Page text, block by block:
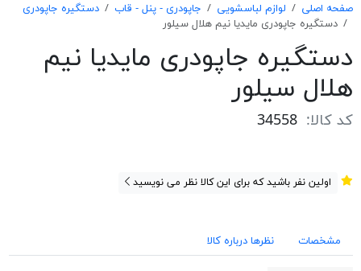
صفحه اصلی لوازم لباسشویی جاپودری - پنل - قاب
دستگیره جاپودری
دستگيره جاپودری مايديا نيم هلال سيلور
دستگيره جاپودری مايديا نيم
هلال سيلور
کد کالا: 34558
اولین نفر باشید که برای این کالا نظر می نویسید
مشخصات نظرها درباره کالا